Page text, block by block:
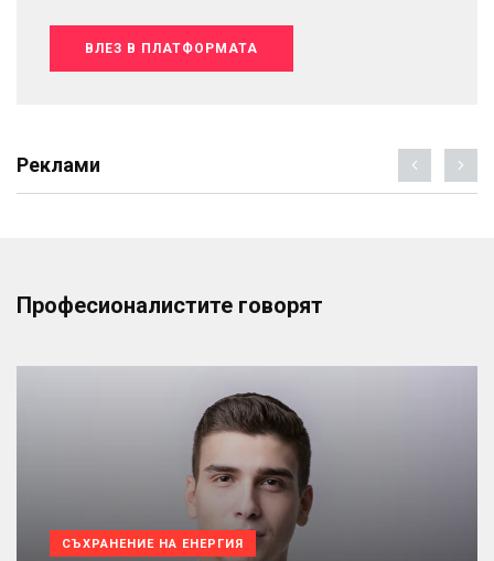
ВЛЕЗ В ПЛАТФОРМАТА
Реклами
Професионалистите говорят
СЪХРАНЕНИЕ НА ЕНЕРГИЯ